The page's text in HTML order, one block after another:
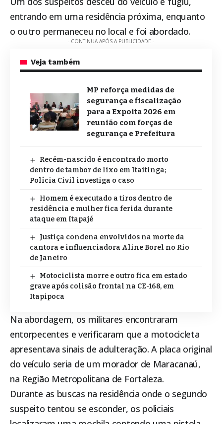
entrando em uma residência próxima, enquanto
o outro permaneceu no local e foi abordado.
- CONTINUA APÓS A PUBLICIDADE -
Veja também
MP reforça medidas de
segurança e fiscalização
para a Expoita 2026 em
reunião com forças de
segurança e Prefeitura
Recém-nascido é encontrado morto
dentro de tambor de lixo em Itaitinga;
Polícia Civil investiga o caso
Homem é executado a tiros dentro de
residência e mulher fica ferida durante
ataque em Itapajé
Justiça condena envolvidos na morte da
cantora e influenciadora Aline Borel no Rio
de Janeiro
Motociclista morre e outro fica em estado
grave após colisão frontal na CE-168, em
Itapipoca
Na abordagem, os militares encontraram
entorpecentes e verificaram que a motocicleta
apresentava sinais de adulteração. A placa original
do veículo seria de um morador de Maracanaú,
na Região Metropolitana de Fortaleza.
Durante as buscas na residência onde o segundo
suspeito tentou se esconder, os policiais